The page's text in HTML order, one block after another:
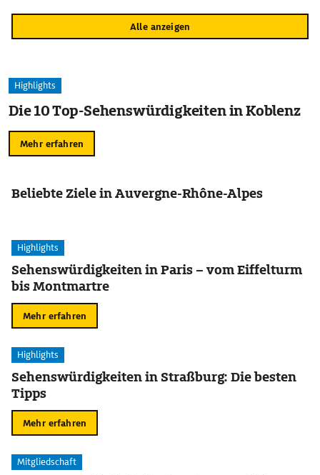
Alle anzeigen
Highlights
Die 10 Top-Sehenswürdigkeiten in Koblenz
Mehr erfahren
Beliebte Ziele in Auvergne-Rhône-Alpes
Highlights
Sehenswürdigkeiten in Paris – vom Eiffelturm
bis Montmartre
Mehr erfahren
Highlights
Sehenswürdigkeiten in Straßburg: Die besten
Tipps
Mehr erfahren
Mitgliedschaft